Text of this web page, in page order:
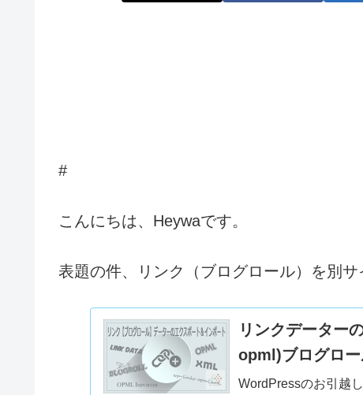
#
こんにちは、Heywaです。
表題の件、リンク（ブログロール）を別サ
リンクデーター
opml)ブログロ
WordPressのお引越